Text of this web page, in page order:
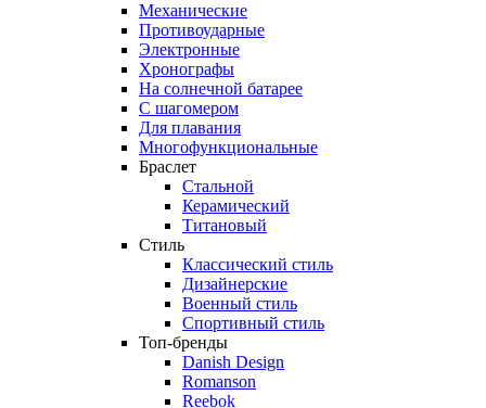
Механические
Противоударные
Электронные
Хронографы
На солнечной батарее
С шагомером
Для плавания
Многофункциональные
Браслет
Стальной
Керамический
Титановый
Стиль
Классический стиль
Дизайнерские
Военный стиль
Спортивный стиль
Топ-бренды
Danish Design
Romanson
Reebok